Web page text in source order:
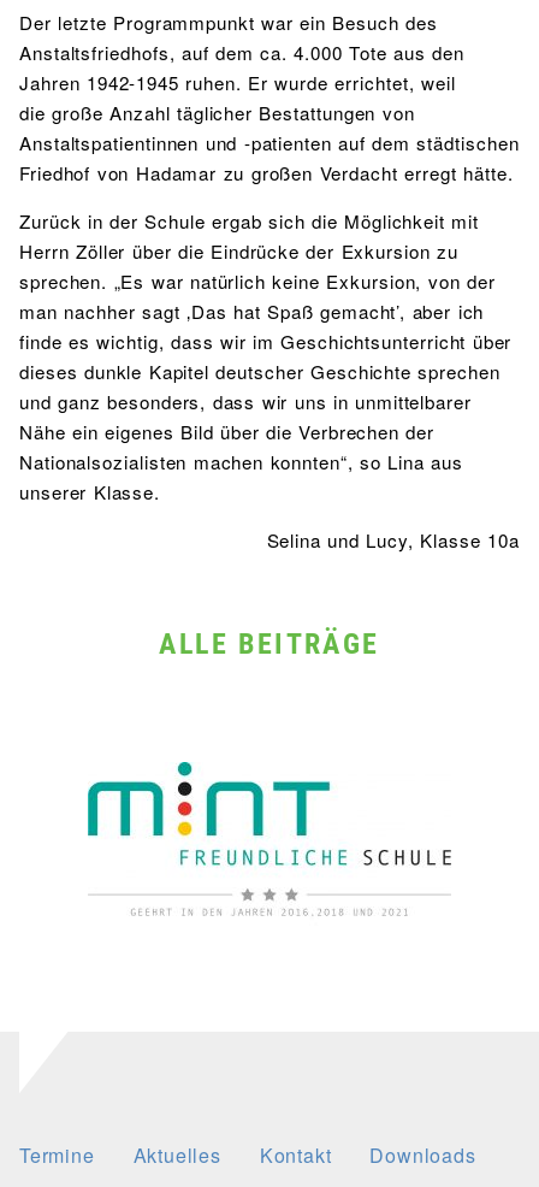
Der letzte Programmpunkt war ein Besuch des
Anstaltsfriedhofs, auf dem ca. 4.000 Tote aus den
Jahren 1942-1945 ruhen. Er wurde errichtet, weil
die große Anzahl täglicher Bestattungen von
Anstaltspatientinnen und -patienten auf dem städtischen
Friedhof von Hadamar zu großen Verdacht erregt hätte.
Zurück in der Schule ergab sich die Möglichkeit mit
Herrn Zöller über die Eindrücke der Exkursion zu
sprechen. „Es war natürlich keine Exkursion, von der
man nachher sagt ‚Das hat Spaß gemacht’, aber ich
finde es wichtig, dass wir im Geschichtsunterricht über
dieses dunkle Kapitel deutscher Geschichte sprechen
und ganz besonders, dass wir uns in unmittelbarer
Nähe ein eigenes Bild über die Verbrechen der
Nationalsozialisten machen konnten“, so Lina aus
unserer Klasse.
Selina und Lucy, Klasse 10a
ALLE BEITRÄGE
Termine Aktuelles Kontakt Downloads